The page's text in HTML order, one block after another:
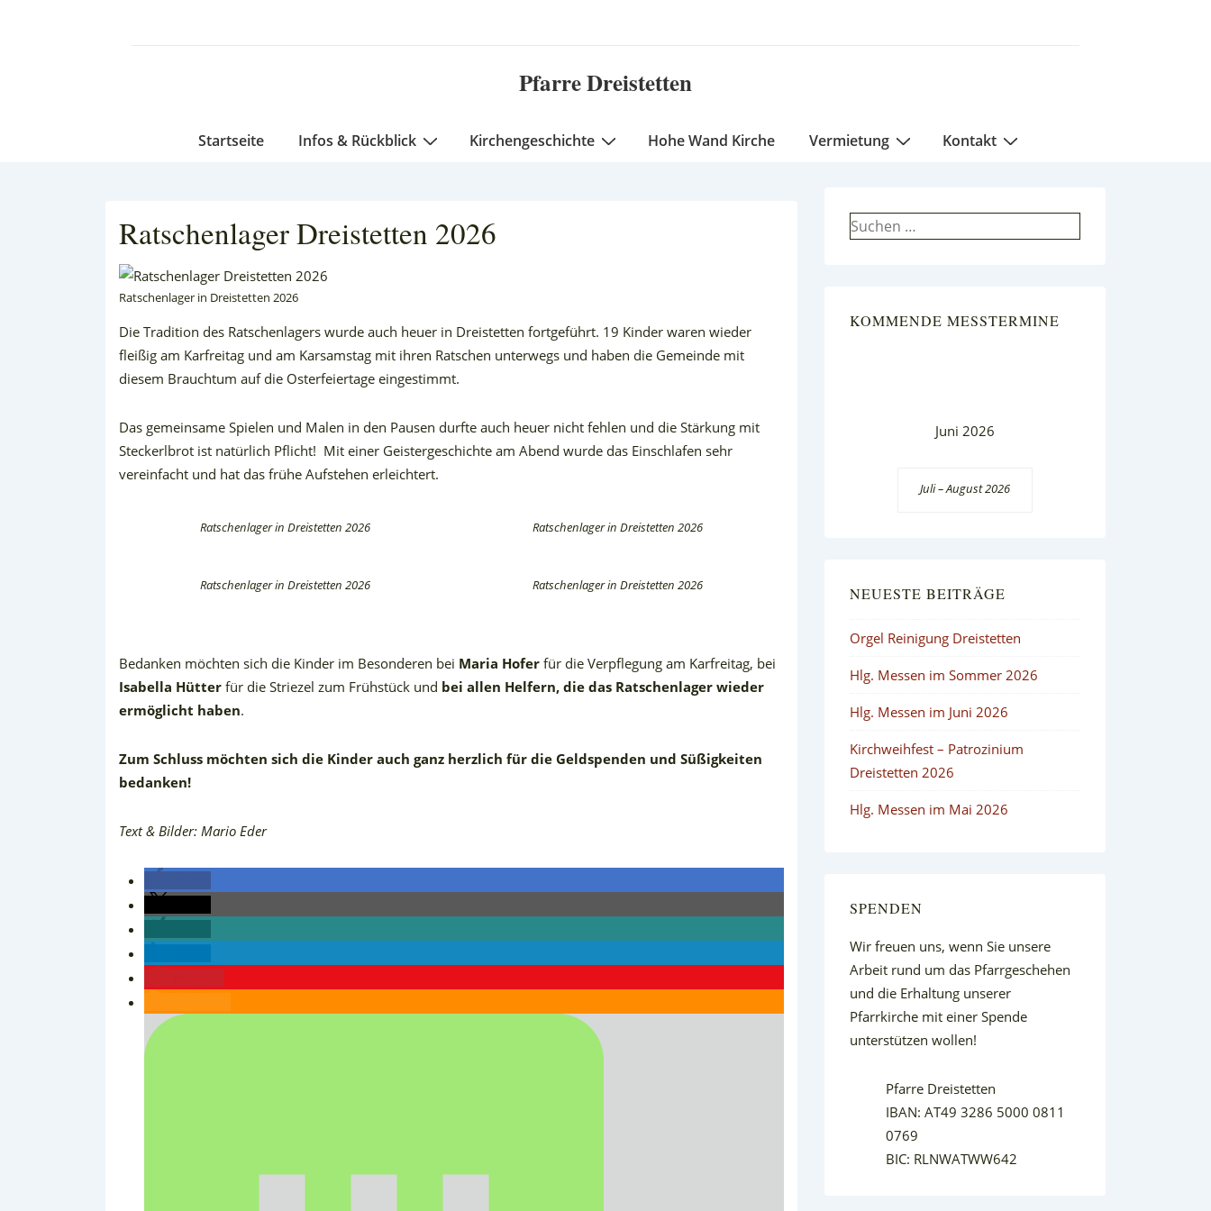
Pfarre Dreistetten
Hauptnavigation
Startseite Infos & Rückblick Kirchengeschichte Hohe Wand Kirche Vermietung Kontakt
Ratschenlager Dreistetten 2026
Ratschenlager in Dreistetten 2026
Die Tradition des Ratschenlagers wurde auch heuer in Dreistetten fortgeführt. 19 Kinder waren wieder
fleißig am Karfreitag und am Karsamstag mit ihren Ratschen unterwegs und haben die Gemeinde mit
diesem Brauchtum auf die Osterfeiertage eingestimmt.
Das gemeinsame Spielen und Malen in den Pausen durfte auch heuer nicht fehlen und die Stärkung mit
Steckerlbrot ist natürlich Pflicht! Mit einer Geistergeschichte am Abend wurde das Einschlafen sehr
vereinfacht und hat das frühe Aufstehen erleichtert.
Ratschenlager in Dreistetten 2026 Ratschenlager in Dreistetten 2026
Ratschenlager in Dreistetten 2026 Ratschenlager in Dreistetten 2026
Bedanken möchten sich die Kinder im Besonderen bei Maria Hofer für die Verpflegung am Karfreitag, bei
Isabella Hütter für die Striezel zum Frühstück und bei allen Helfern, die das Ratschenlager wieder
ermöglicht haben.
Zum Schluss möchten sich die Kinder auch ganz herzlich für die Geldspenden und Süßigkeiten
bedanken!
Text & Bilder: Mario Eder
Suchen
KOMMENDE MESSTERMINE
Juni 2026
Juli – August 2026
NEUESTE BEITRÄGE
Orgel Reinigung Dreistetten
Hlg. Messen im Sommer 2026
Hlg. Messen im Juni 2026
Kirchweihfest – Patrozinium
Dreistetten 2026
Hlg. Messen im Mai 2026
SPENDEN
Wir freuen uns, wenn Sie unsere
Arbeit rund um das Pfarrgeschehen
und die Erhaltung unserer
Pfarrkirche mit einer Spende
unterstützen wollen!
Pfarre Dreistetten
IBAN: AT49 3286 5000 0811
0769
BIC: RLNWATWW642